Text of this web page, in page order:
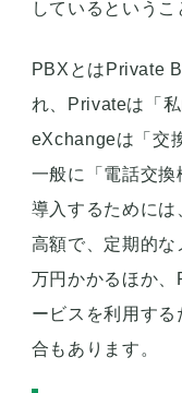
しているというこ
PBXとはPrivate
れ、Privateは「
eXchangeは「交
一般に「電話交
導入するためには
高額で、定期的
万円かかるほか
ービスを利用す
合もあります。